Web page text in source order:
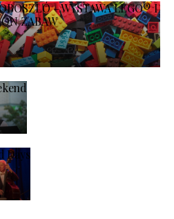
– WYSTAWA LEGO® I
ZABAW
Days